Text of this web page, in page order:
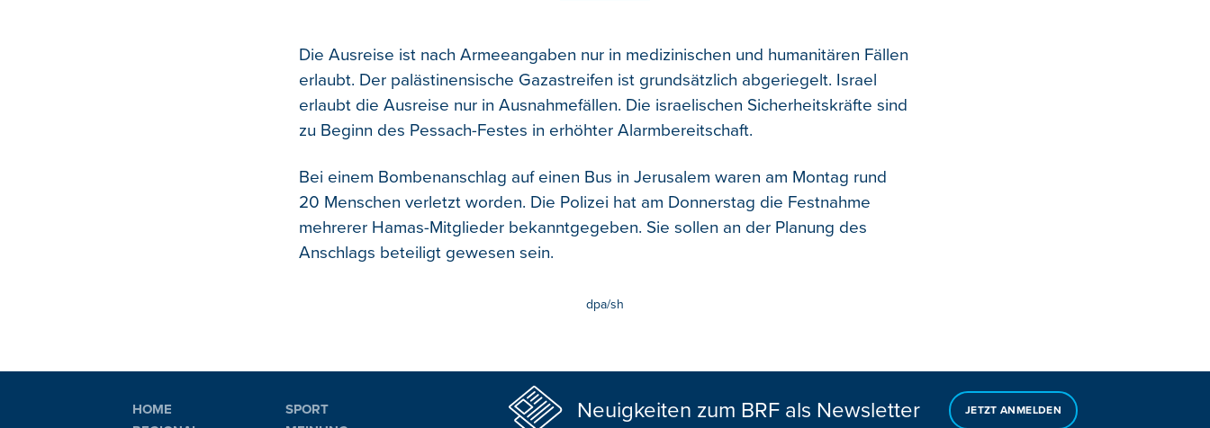
Die Ausreise ist nach Armeeangaben nur in medizinischen und humanitären Fällen
erlaubt. Der palästinensische Gazastreifen ist grundsätzlich abgeriegelt. Israel
erlaubt die Ausreise nur in Ausnahmefällen. Die israelischen Sicherheitskräfte sind
zu Beginn des Pessach-Festes in erhöhter Alarmbereitschaft.
Bei einem Bombenanschlag auf einen Bus in Jerusalem waren am Montag rund
20 Menschen verletzt worden. Die Polizei hat am Donnerstag die Festnahme
mehrerer Hamas-Mitglieder bekanntgegeben. Sie sollen an der Planung des
Anschlags beteiligt gewesen sein.
dpa/sh
HOME
SPORT
Neuigkeiten zum BRF als Newsletter JETZT ANMELDEN